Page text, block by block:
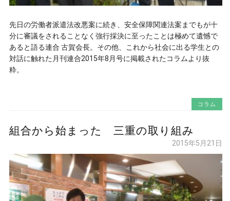
先日の労働者派遣法改悪案に続き、安全保障関連法案までもが十
分に審議をされることなく強行採決に至ったことは極めて遺憾で
あると語る連合 古賀会長。その他、これから社会に出る学生との
対話に触れた月刊連合2015年8月号に掲載されたコラムより抜
粋。
コラム
組合から始まった 三重の取り組み
2015年5月21日